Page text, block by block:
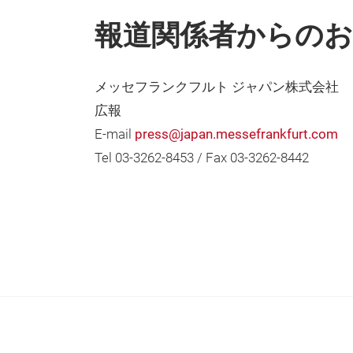
報道関係者からの
メッセフランクフルト ジャパン株式会社
広報
E-mail press@japan.messefrankfurt.com
Tel 03-3262-8453 / Fax 03-3262-8442